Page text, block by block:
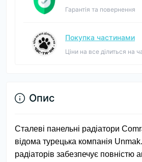
Гарантія та повернення
Покупка частинами
Ціни на все ділиться на
Опис
Сталеві панельні радіатори
відома турецька компанія
радіаторів забезпечує повністю